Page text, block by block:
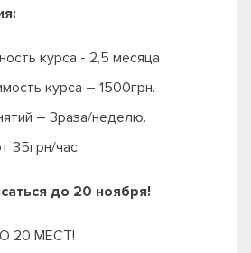
курса - 2,5 месяца
курса – 1500грн.
– 3раза/неделю.
35грн/час.
до 20 ноября!
20 МЕСТ!